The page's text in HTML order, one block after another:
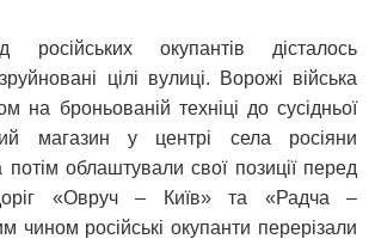
російських окупантів дісталось
цілі вулиці. Ворожі війська
на броньованій техніці до сусідньої
магазин у центрі села росіяни
потім облаштували свої позиції перед
«Овруч – Київ» та «Радча –
чином російські окупанти перерізали